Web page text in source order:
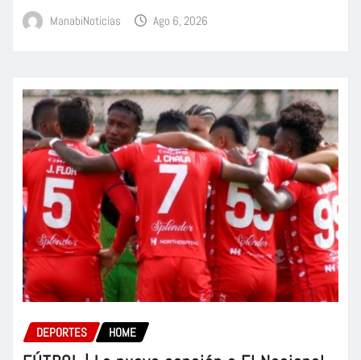
ManabiNoticias Ago 6, 2026
DEPORTES HOME